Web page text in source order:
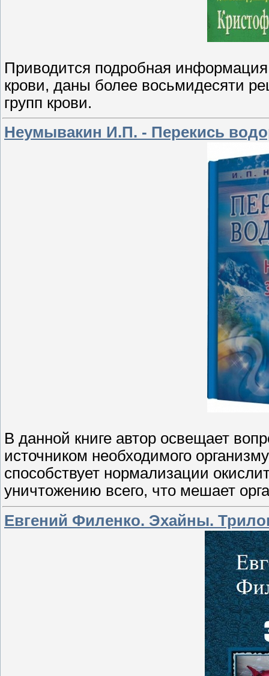
Приводится подробная
крови, даны более восьмидесяти
групп крови.
Неумывакин И.П. - Перекись
В данной книге автор освещает
источником необходимого
способствует нормализации
уничтожению всего, что мешает
Евгений Филенко. Эхайны.